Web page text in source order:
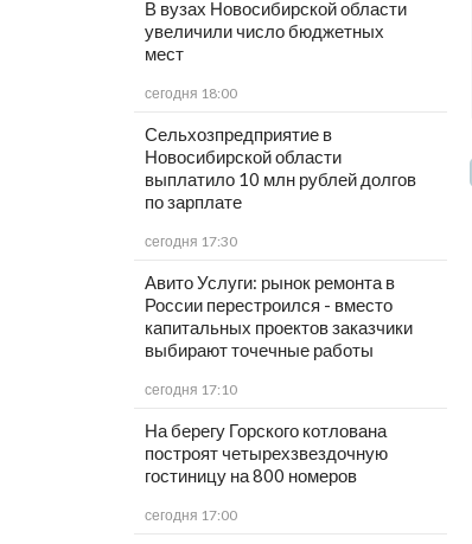
В вузах Новосибирской области
увеличили число бюджетных
мест
сегодня 18:00
Сельхозпредприятие в
Новосибирской области
выплатило 10 млн рублей долгов
по зарплате
сегодня 17:30
Авито Услуги: рынок ремонта в
России перестроился - вместо
капитальных проектов заказчики
выбирают точечные работы
сегодня 17:10
На берегу Горского котлована
построят четырехзвездочную
гостиницу на 800 номеров
сегодня 17:00